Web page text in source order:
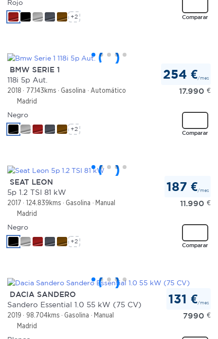
Comparar
Rojo
+2
BMW SERIE 1
118i 5p Aut.
2018 77.143kms Gasolina
Automático
Madrid
254 €/mes
17.990 €
Comparar
Negro
+2
SEAT LEON
5p 1.2 TSI 81 kW
2017 124.839kms Gasolina
Manual
Madrid
187 €/mes
11.990 €
Comparar
Negro
+2
DACIA SANDERO
Sandero Essential 1.0 55 kW (75 CV)
2019 98.704kms Gasolina
Manual
Madrid
131 €/mes
7990 €